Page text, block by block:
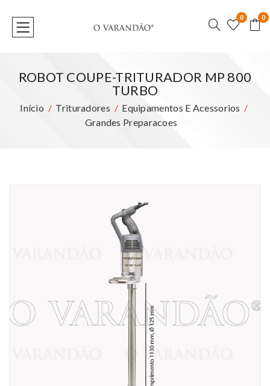
0 0
ROBOT COUPE-TRITURADOR MP 800
TURBO
Início Trituradores
Equipamentos E Acessorios
Grandes Preparacoes